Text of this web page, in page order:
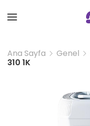
Ana Sayfa Genel
310 1K